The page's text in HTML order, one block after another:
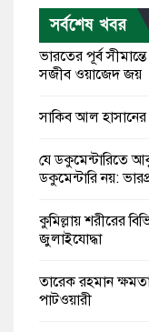
সর্বশেষ খবর
ভারতের পূর্ব
সজীব ওয়াজেদ জয়
সাকিব আল
যে ডকুমেন্টারিতে
ডকুমেন্টারি নয়:
কুমিল্লায় শরীরের
জুলাইযোদ্ধা
তারেক রহমান
পাটওয়ারী